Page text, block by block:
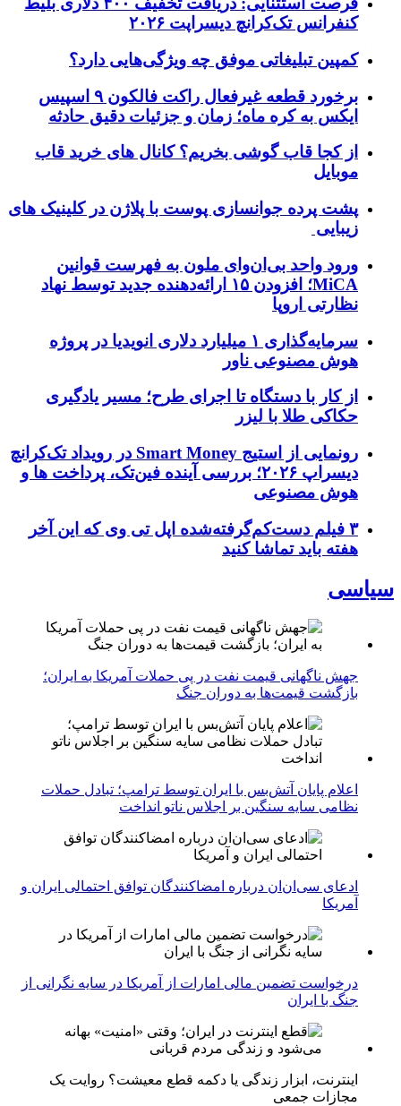
کنفرانس تک‌کرانچ دیسراپت ۲۰۲۶
کمپین تبلیغاتی موفق چه ویژگی‌هایی دارد؟
برخورد قطعه غیرفعال راکت فالکون ۹ اسپیس
ایکس به کره ماه؛ زمان و جزئیات دقیق حادثه
از کجا قاب گوشی بخریم؟ کانال های خرید قاب
موبایل
پشت پرده جوانسازی پوست با پلاژن در کلینیک های
زیبایی
ورود واحد بی‌ان‌وای ملون به فهرست قوانین
MiCA؛ افزودن ۱۵ ارائه‌دهنده جدید توسط نهاد
نظارتی اروپا
سرمایه‌گذاری ۱ میلیارد دلاری انویدیا در پروژه
هوش مصنوعی ناور
از کار با دستگاه تا اجرای طرح؛ مسیر یادگیری
حکاکی طلا با لیزر
رونمایی از استیج Smart Money در رویداد تک‌کرانچ
دیسراپ ۲۰۲۶؛ بررسی آینده فین‌تک، پرداخت‌ ها و
هوش مصنوعی
۳ فیلم دست‌کم‌گرفته‌شده اپل تی وی که این آخر
هفته باید تماشا کنید
سیاسی
جهش ناگهانی قیمت نفت در پی حملات آمریکا به ایران؛
بازگشت قیمت‌ها به دوران جنگ
اعلام پایان آتش‌بس با ایران توسط ترامپ؛ تبادل حملات
نظامی سایه سنگین بر اجلاس ناتو انداخت
ادعای سی‌ان‌ان درباره امضاکنندگان توافق احتمالی ایران و
آمریکا
درخواست تضمین مالی امارات از آمریکا در سایه نگرانی از
جنگ با ایران
اینترنت، ابزار زندگی یا دکمه قطع معیشت؟ روایت یک
مجازات جمعی